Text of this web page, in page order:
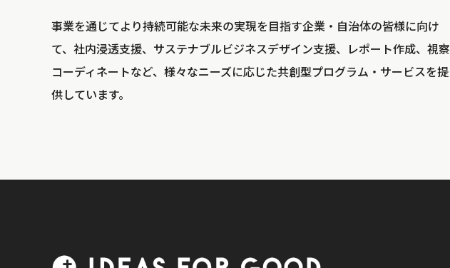
事業を通じてより持続可能な未来の実現を目指す企業・自治体の皆様に向け
て、社内浸透支援、サステナブルビジネスデザイン支援、レポート作成、視察
コーディネートなど、様々なニーズに応じた共創型プログラム・サービスを提
供しています。